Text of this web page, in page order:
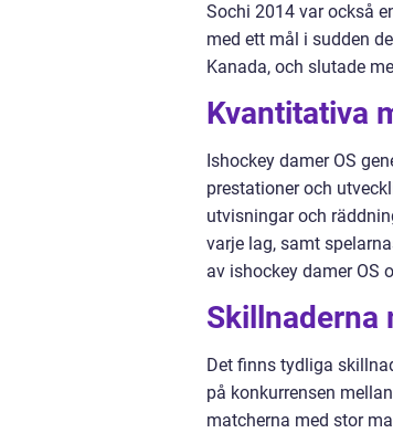
Sochi 2014 var också
med ett mål i sudden
Kanada, och slutade
Kvantitativa
Ishockey damer OS
prestationer och
utvisningar och
varje lag, samt
av ishockey damer OS
Skillnaderna
Det finns tydliga
på konkurrensen
matcherna med stor